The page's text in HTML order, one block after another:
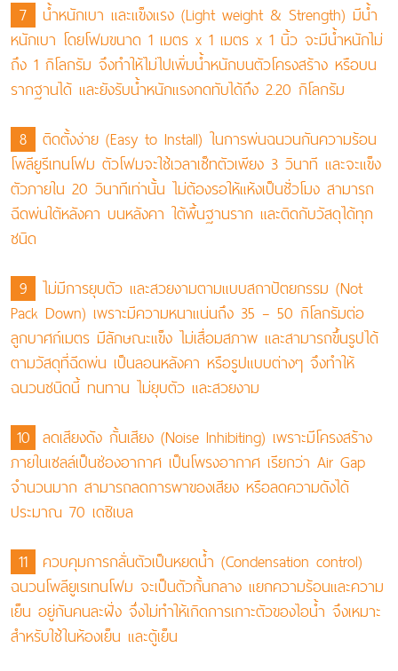
7
นํ้าหนักเบา และแข็งแรง (Light weight & Strength) มีนํ้า
หนักเบา โดยโฟมขนาด 1 เมตร x 1 เมตร x 1 นิ้ว จะมีนํ้าหนักไม่
ถึง 1 กิโลกรัม จึงทำให้ไม่ไปเพิ่มนํ้าหนักบนตัวโครงสร้าง หรือบน
รากฐานได้ และยังรับนํ้าหนักแรงกดทับได้ถึง 2.20 กิโลกรัม
8
ติดตั้งง่าย (Easy to Install) ในการพ่นฉนวนกันความร้อน
โพลียูรีเทนโฟม ตัวโฟมจะใช้เวลาเซ็ทตัวเพียง 3 วินาที และจะแข็ง
ตัวภายใน 20 วินาทีเท่านั้น ไม่ต้องรอให้แห้งเป็นชั่วโมง สามารถ
ฉีดพ่นใต้หลังคา บนหลังคา ใต้พื้นฐานราก และติดกับวัสดุได้ทุก
ชนิด
9
ไม่มีการยุบตัว และสวยงามตามแบบสถาปัตยกรรม (Not
Pack Down) เพราะมีความหนาแน่นถึง 35 – 50 กิโลกรัมต่อ
ลูกบาศก์เมตร มีลักษณะแข็ง ไม่เสื่อมสภาพ และสามารถขึ้นรูปได้
ตามวัสดุที่ฉีดพ่น เป็นลอนหลังคา หรือรูปแบบต่างๆ จึงทำให้
ฉนวนชนิดนี้ ทนทาน ไม่ยุบตัว และสวยงาม
10 ลดเสียงดัง กั้นเสียง (Noise Inhibiting) เพราะมีโครงสร้าง
ภายในเซลล์เป็นช่องอากาศ เป็นโพรงอากาศ เรียกว่า Air Gap
จำนวนมาก สามารถลดการพาของเสียง หรือลดความดังได้
ประมาณ 70 เดซิเบล
11 ควบคุมการกลั่นตัวเป็นหยดนํ้า (Condensation control)
ฉนวนโพลียูเรเทนโฟม จะเป็นตัวกั้นกลาง แยกความร้อนและความ
เย็น อยู่กันคนละฝั่ง จึ่งไม่ทำให้เกิดการเกาะตัวของไอนํ้า จึงเหมาะ
สำหรับใช้ในห้องเย็น และตู้เย็น